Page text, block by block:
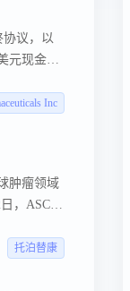
协议，以
元现金和
疗 慢性丁
Inc
肿瘤领域
，ASCO
托泊替康